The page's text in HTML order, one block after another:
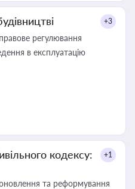
+3
регулювання
в експлуатацію
кодексу:
+1
та реформування